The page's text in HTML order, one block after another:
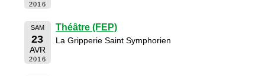
2016
SAM
23
AVR
2016
Théâtre (FEP)
La Gripperie Saint Symphorien